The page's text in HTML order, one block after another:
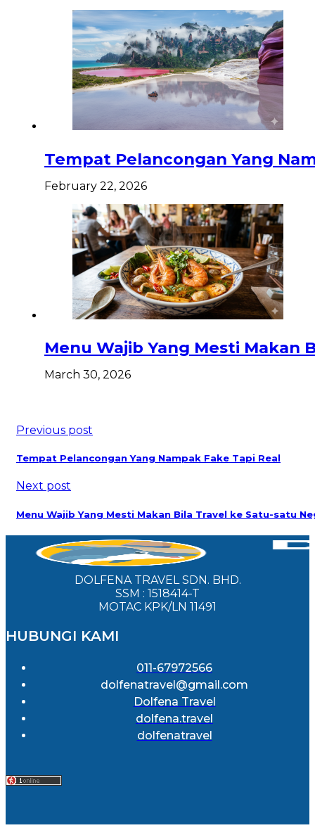
Tempat Pelancongan Yang
February 22, 2026
Menu Wajib Yang Mesti Makan
March 30, 2026
Previous post
Tempat Pelancongan Yang Nampak Fake Tapi Real
Next post
Menu Wajib Yang Mesti Makan Bila Travel ke Satu-satu
DOLFENA TRAVEL SDN. BHD.
SSM : 1518414-T
MOTAC KPK/LN 11491
HUBUNGI KAMI
011-67972566
dolfenatravel@gmail.com
Dolfena Travel
dolfena.travel
dolfenatravel